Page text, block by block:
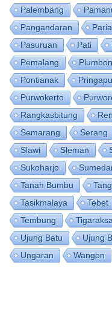
Palembang
Pangandaran
Pasuruan
Pati
Pemalang
Plumbon
Pontianak
Purwokerto
Rangkasbitung
Semarang
Serang
Slawi
Sleman
Sukoharjo
Tanah Bumbu
Tasikmalaya
Tebet
Tembung
Tigaraksa
Ujung Batu
Ujung
Ungaran
Wangon